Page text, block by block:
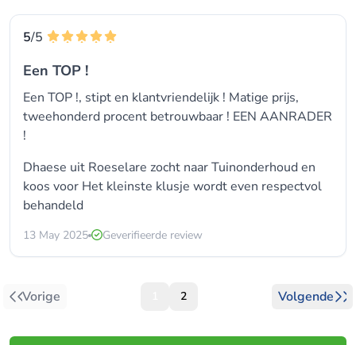
5/5
Een TOP !
Een TOP !, stipt en klantvriendelijk ! Matige prijs,
tweehonderd procent betrouwbaar ! EEN AANRADER
!
Dhaese uit Roeselare zocht naarTuinonderhouden
koos voor Het kleinste klusje wordt even respectvol
behandeld
13 May 2025 Geverifieerde review
Vorige 2 Volgende